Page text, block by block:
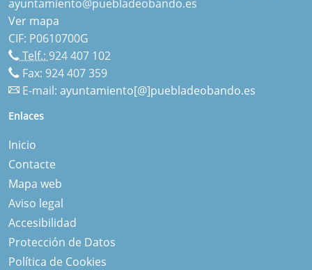
ayuntamiento@puebladeobando.es
Ver mapa
CIF: P0610700G
Telf.:924 407 102
Fax: 924 407 359
E-mail: ayuntamiento[@]puebladeobando.es
Enlaces
Inicio
Contacte
Mapa web
Aviso legal
Accesibilidad
Protección de Datos
Política de Cookies